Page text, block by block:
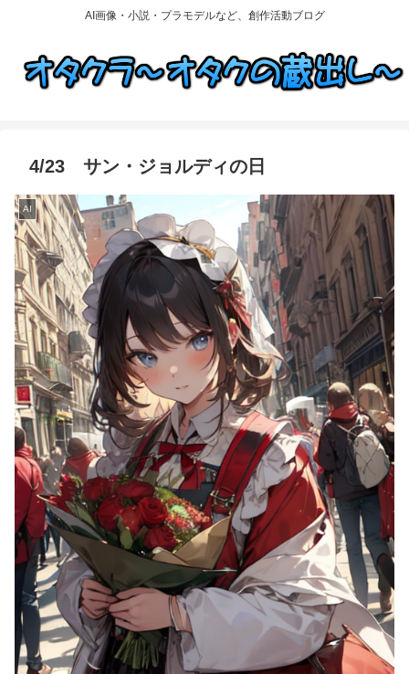
AI画像・小説・プラモデルなど、創作活動ブログ
4/23 サン・ジョルディの日
AI